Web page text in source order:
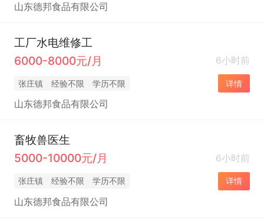
山东德邦食品有限公司
工厂水电维修工
6000-8000元/月
6小时前
张庄镇 经验不限 学历不限 详情
山东德邦食品有限公司
畜牧兽医生
5000-10000元/月
6小时前
张庄镇 经验不限 学历不限 详情
山东德邦食品有限公司